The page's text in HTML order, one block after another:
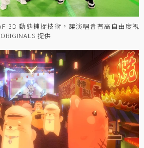
3D 動態捕捉技術，讓演唱會有高自由度視
提供